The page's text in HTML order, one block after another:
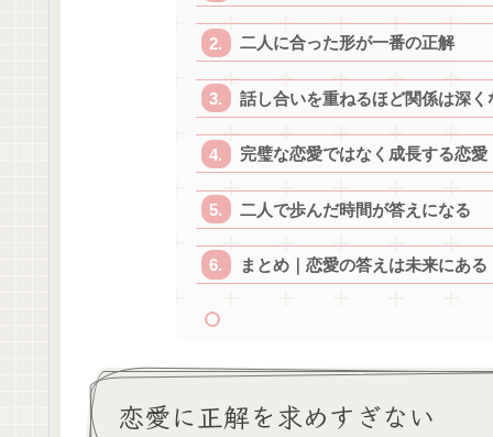
二人に合った形が一番の正解
話し合いを重ねるほど関係は深く
完璧な恋愛ではなく成長する恋愛
二人で歩んだ時間が答えになる
まとめ｜恋愛の答えは未来にある
恋愛に正解を求めすぎない